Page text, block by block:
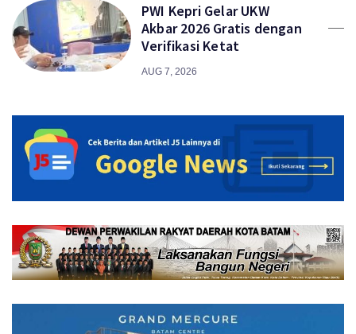
PWI Kepri Gelar UKW
Akbar 2026 Gratis dengan
Verifikasi Ketat
AUG 7, 2026